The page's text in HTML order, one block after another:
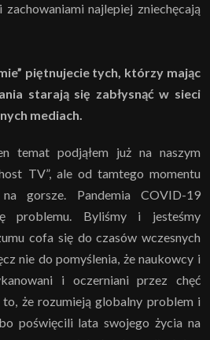
najlepiej zniechęcają
piętnujecie tych, którzy mając
starają się zabłysnąć w sieci
mediach.
temat podjąłem już na naszym
TV”, ale od tamtego momentu
gorsze. Pandemia COVID-19
problemu. Byliśmy i jesteśmy
cofa się do czasów wczesnych
nie do pomyślenia, że naukowcy i
i oczerniani przez chęć
to, że rozumieją globalny problem i
poświęcili lata swojego życia na